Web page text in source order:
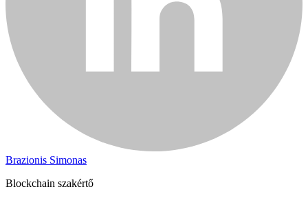
Brazionis Simonas
Blockchain szakértő